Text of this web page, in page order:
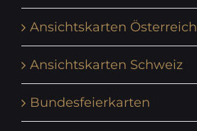
Ansichtskarten Österreich
Ansichtskarten Schweiz
Bundesfeierkarten